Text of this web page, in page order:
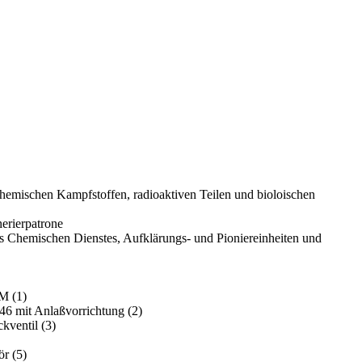
Kampfstoffen, radioaktiven Teilen und bioloischen
Chemischen Dienstes, Aufklärungs- und Pioniereinheiten und
(1)
mit Anlaßvorrichtung (2)
(3)
(5)